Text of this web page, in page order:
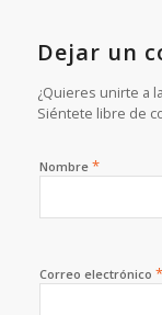
Dejar un
¿Quieres unirte a
Siéntete libre de
Nombre *
Correo electrónico *